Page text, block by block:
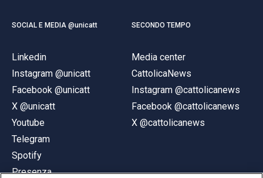
SOCIAL E MEDIA @unicatt
Linkedin
Instagram @unicatt
Facebook @unicatt
X @unicatt
Youtube
Telegram
Spotify
Presenza
SECONDO TEMPO
Media center
CattolicaNews
Instagram @cattolicanews
Facebook @cattolicanews
X @cattolicanews